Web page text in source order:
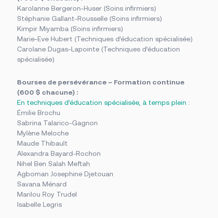
Karolanne Bergeron-Huser (Soins infirmiers)
Stéphanie Gallant-Rousselle (Soins infirmiers)
Kimpir Miyamba (Soins infirmiers)
Marie-Eve Hubert (Techniques d’éducation spécialisée)
Carolane Dugas-Lapointe (Techniques d’éducation
spécialisée)
Bourses de persévérance – Formation continue
(600 $ chacune) :
En techniques d’éducation spécialisée, à temps plein :
Émilie Brochu
Sabrina Talarico-Gagnon
Mylène Meloche
Maude Thibault
Alexandra Bayard-Rochon
Nihel Ben Salah Meftah
Agboman Josephine Djetouan
Savana Ménard
Marilou Roy Trudel
Isabelle Legris